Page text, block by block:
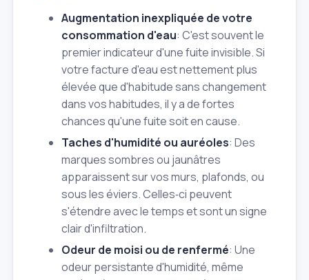
Augmentation inexpliquée de votre
consommation d'eau: C'est souvent le
premier indicateur d'une fuite invisible. Si
votre facture d'eau est nettement plus
élevée que d'habitude sans changement
dans vos habitudes, il y a de fortes
chances qu'une fuite soit en cause.
Taches d'humidité ou auréoles: Des
marques sombres ou jaunâtres
apparaissent sur vos murs, plafonds, ou
sous les éviers. Celles‑ci peuvent
s'étendre avec le temps et sont un signe
clair d'infiltration.
Odeur de moisi ou de renfermé: Une
odeur persistante d'humidité, même